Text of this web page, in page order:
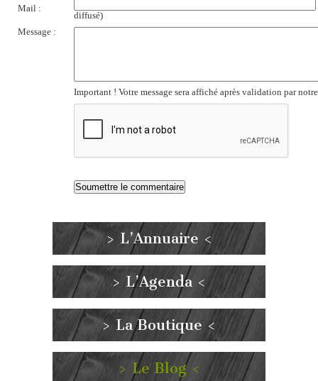
Mail :
diffusé)
Message :
Important ! Votre message sera affiché après validation par
> L’Annuaire <
> L’Agenda <
> La Boutique <
> Le Blog <